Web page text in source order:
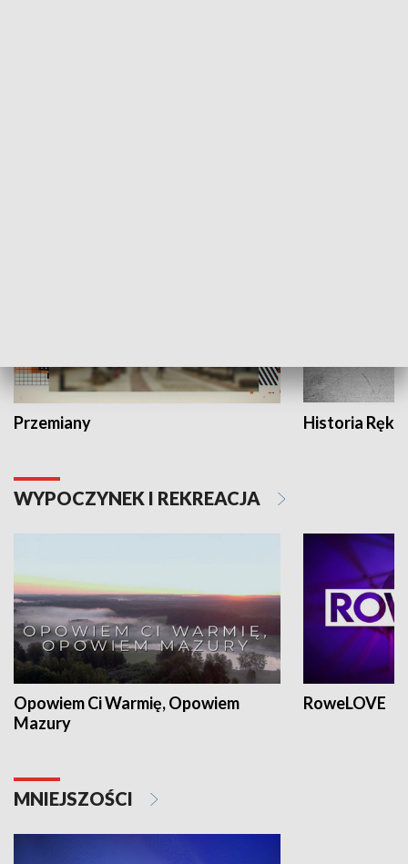
Przemiany Historia Ręką
WYPOCZYNEK I REKREACJA
Opowiem Ci Warmię, Opowiem
Mazury
RoweLOVE
MNIEJSZOŚCI